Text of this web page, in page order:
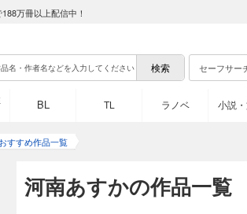
万冊以上配信中！
セーフサー
BL TL ラノベ 小説
すすめ作品一覧
河南あすかの作品一覧